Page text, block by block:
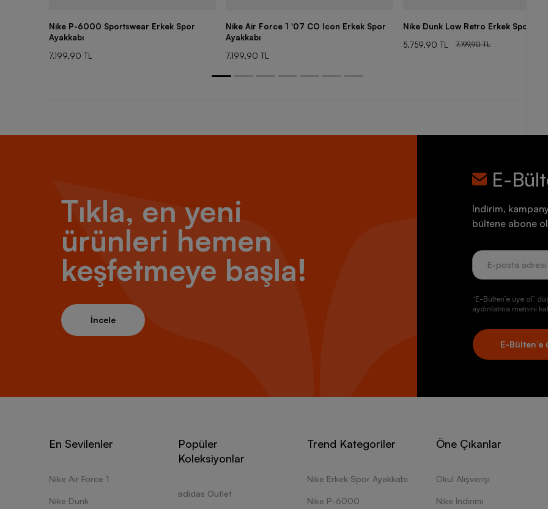
Nike P-6000 Sportswear Erkek Spor
Ayakkabı
7.199,90 TL
Nike Air Force 1 '07 CO Icon Erkek Spor
Ayakkabı
7.199,90 TL
Nike Dunk Low Retro Erkek Spor
5.759,90 TL
7.199,90 TL
Tıkla, en yeni
ürünleri hemen
keşfetmeye başla!
İncele
E-
İndirim,
bültene abone
“E-Bülten’e üye ol”
aydınlatma metnini
E-Bülten’e
En Sevilenler
Nike Air Force 1
Nike Dunk
Popüler
Koleksiyonlar
adidas Outlet
Trend Kategoriler
Nike Erkek Spor Ayakkabı
Nike P-6000
Öne Çıkanlar
Okul Alışverişi
Nike İndirimi